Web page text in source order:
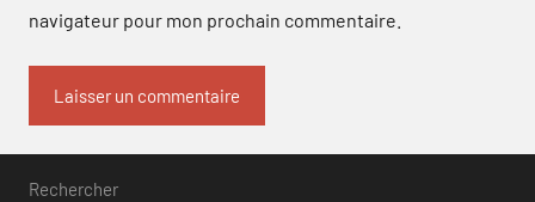
navigateur pour mon prochain commentaire.
Rechercher